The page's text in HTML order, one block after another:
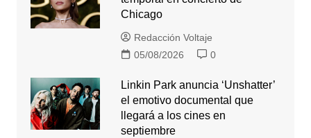
Chicago
Redacción Voltaje
05/08/2026
0
Linkin Park anuncia ‘Unshatter’
el emotivo documental que
llegará a los cines en
septiembre